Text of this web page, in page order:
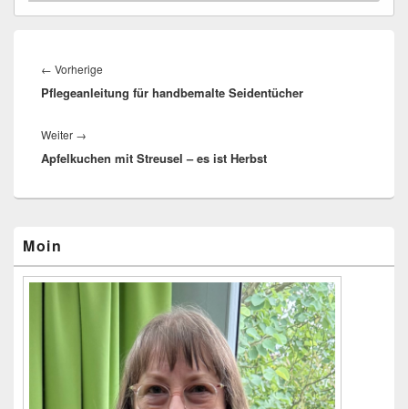
← Vorherige
Beitrag:
Pflegeanleitung für handbemalte Seidentücher
Weiter →
Beitrag:
Apfelkuchen mit Streusel – es ist Herbst
Seitenleisten-
Widgetbereich
Moin